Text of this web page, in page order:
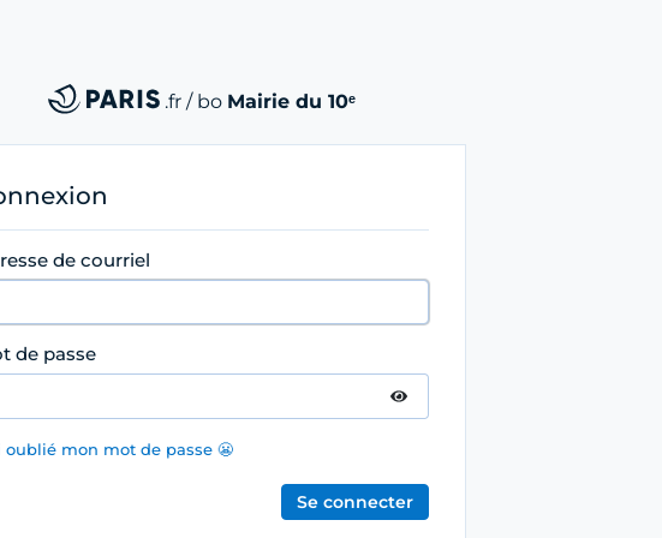
.fr / bo Mairie du 10ᵉ
de courriel
de passe
oublié mon mot de passe 😬